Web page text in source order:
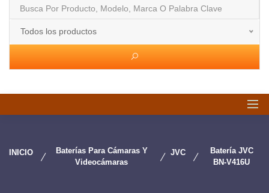
Todos los productos
INICIO
Baterías Para Cámaras Y
Videocámaras
JVC
Batería JVC
BN-V416U